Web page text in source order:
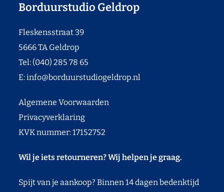
Borduurstudio Geldrop
Fleskensstraat 39
5666 TA Geldrop
Tel: (040) 285 78 65
E:info@borduurstudiogeldrop.nl
Algemene Voorwaarden
Privacyverklaring
KVK nummer: 17152752
Wil je iets retourneren? Wij helpen je graag.
Spijt van je aankoop? Binnen 14 dagen bedenktijd